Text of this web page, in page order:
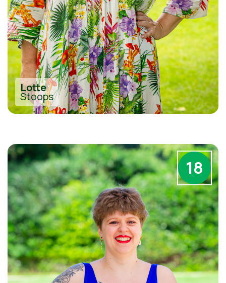
Lotte
Stoops
18